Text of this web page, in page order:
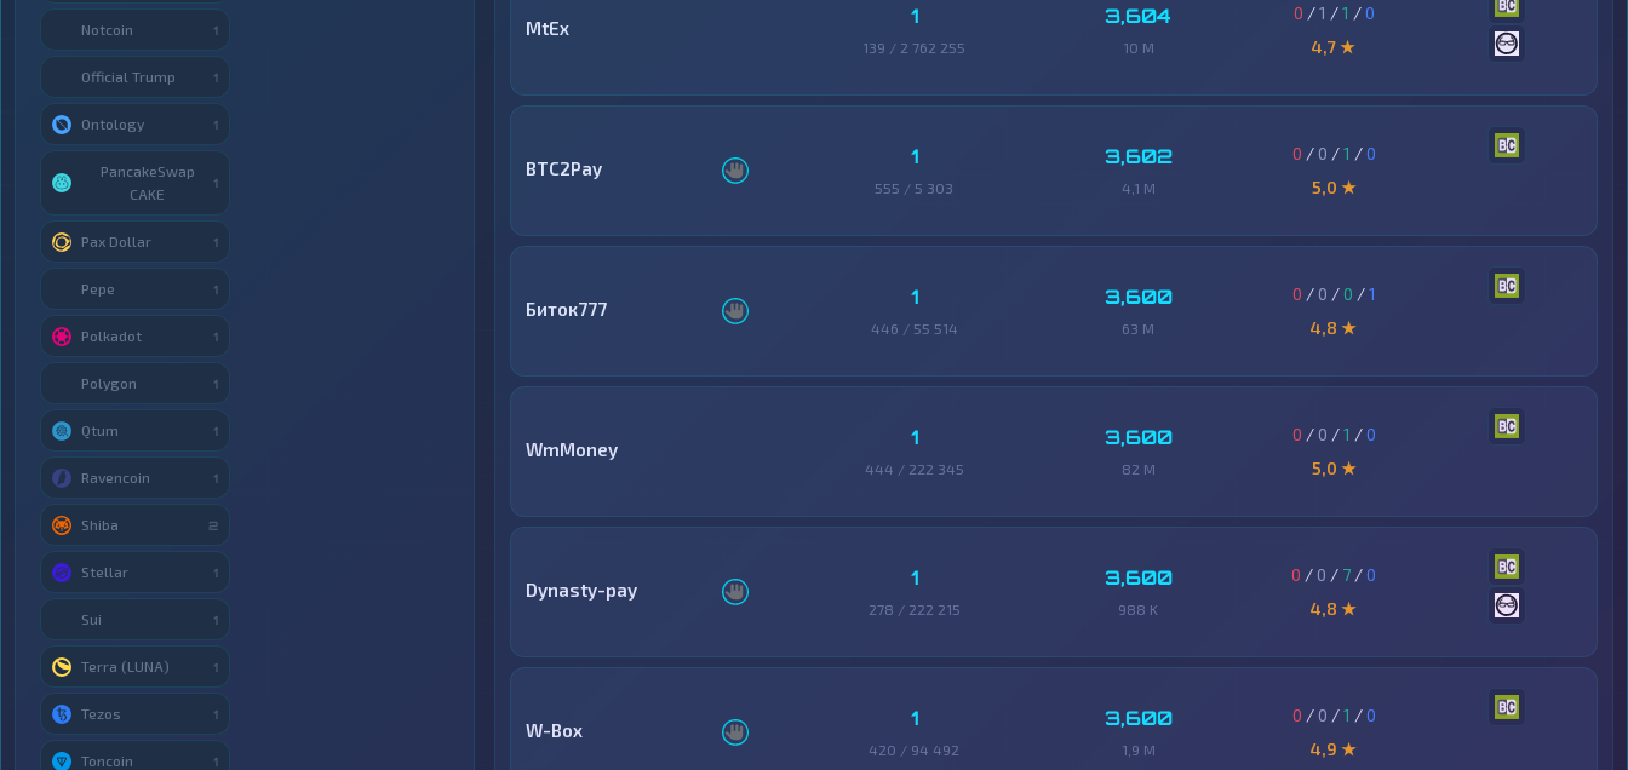
MtEx 1
139 / 2 762 255
3,604
10 M
0 /1 /1 /0
4,7 ★
BTC2Pay 1
555 / 5 303
3,602
4,1 M
0 / 0 /1 /0
5,0 ★
Биток777 1
446 / 55 514
3,600
63 M
0 / 0 / 0 /1
4,8 ★
WmMoney 1
444 / 222 345
3,600
82 M
0 / 0 /1 /0
5,0 ★
Dynasty-pay 1
278 / 222 215
3,600
988 K
0 / 0 / 7 /0
4,8 ★
W-Box 1
420 / 94 492
3,600
1,9 M
0 / 0 /1 /0
4,9 ★
Notcoin 1
Official Trump 1
Ontology 1
PancakeSwap
CAKE
1
Pax Dollar 1
Pepe 1
Polkadot 1
Polygon 1
Qtum 1
Ravencoin 1
Shiba 2
Stellar 1
Sui 1
Terra (LUNA) 1
Tezos 1
Toncoin 1